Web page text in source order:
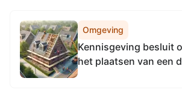
Omgeving
Kennisgeving besluit
het plaatsen van een